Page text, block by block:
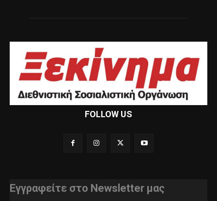
FOLLOW US
Εγγραφείτε στο Newsletter μας